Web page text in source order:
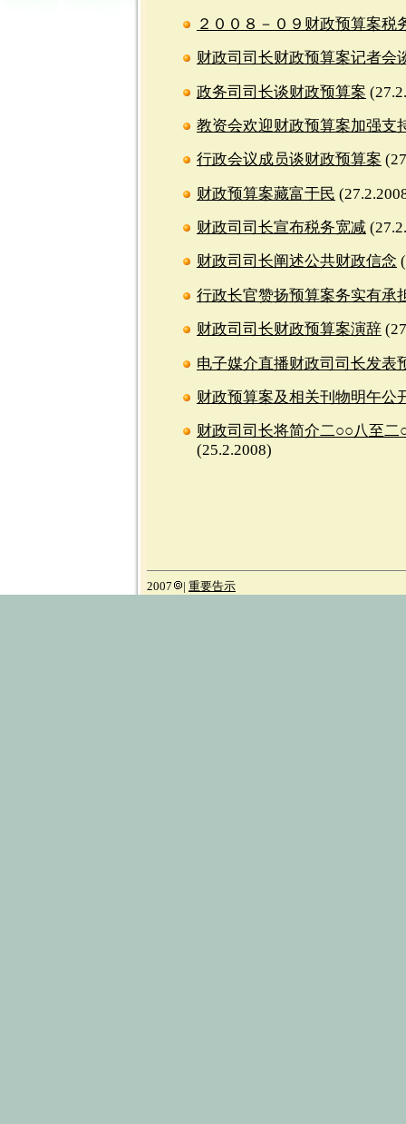
２００８－０９财政预算案税
财政司司长财政预算案记者会
政务司司长谈财政预算案
教资会欢迎财政预算案加强支
行政会议成员谈财政预算案
财政预算案藏富于民
财政司司长宣布税务宽减
财政司司长阐述公共财政信念
行政长官赞扬预算案务实有承
财政司司长财政预算案演辞
电子媒介直播财政司司长发表
财政预算案及相关刊物明午公
财政司司长将简介二○○八至
(25.2.2008)
2007 | 重要告示